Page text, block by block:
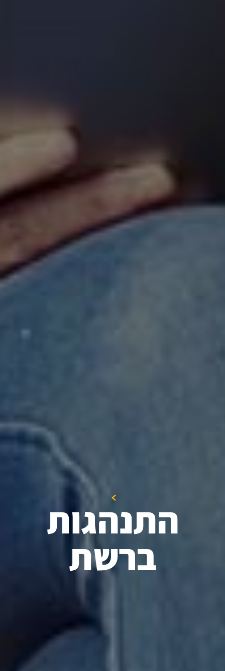
התנהגות
ברשת